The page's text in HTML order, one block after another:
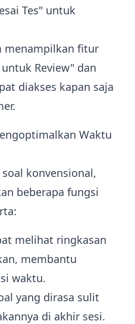
Tes" untuk
menampilkan fitur
Review" dan
diakses kapan saja
Waktu
konvensional,
beberapa fungsi
melihat ringkasan
membantu
waktu.
yang dirasa sulit
di akhir sesi.